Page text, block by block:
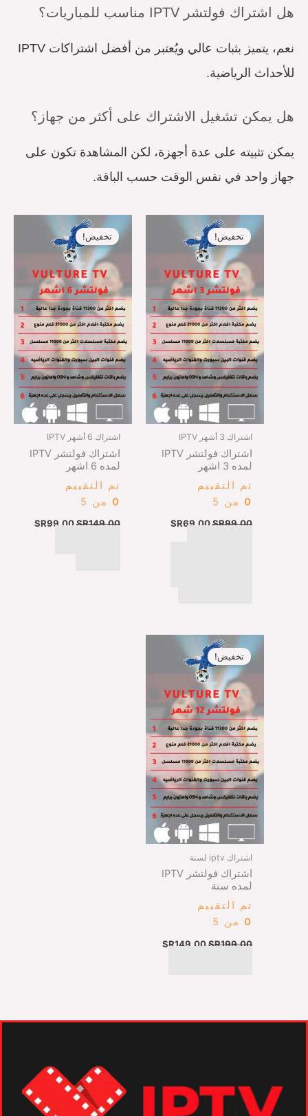
هل اشتراك فولتشر IPTV مناسب للمباريات؟
نعم، يتميز بثبات عالي ويُعتبر من أفضل اشتراكات IPTV
للأحداث الرياضية.
هل يمكن تشغيل الاشتراك على أكثر من جهاز؟
يمكن تثبيته على عدة أجهزة، لكن المشاهدة تكون على
جهاز واحد في نفس الوقت حسب الباقة.
تخفيض!
اشتراك 3 أشهر IPTV
اشتراك فولتشر IPTV
لمده 3 اشهر
تم التقييم
0 من 5
SR99,00
الأصلي
هو:
SR99,00.
SR69,00
تخفيض!
اشتراك 6 أشهر IPTV
اشتراك فولتشر IPTV
لمده 6 اشهر
تم التقييم
0 من 5
SR149,00
الأصلي
هو:
SR149,00.
SR99,00
تخفيض!
اشتراك iptv لسنة
اشتراك فولتشر IPTV
لمده سنة
تم التقييم
0 من 5
SR199,00
الأصلي
هو:
SR199,00.
SR149,00